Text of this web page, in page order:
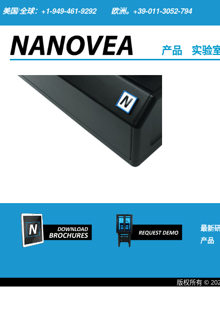
美国/全球：+1-949-461-9292 欧洲。+39-011-3052-794
产品 实验
最新
产品
版权所有 ©